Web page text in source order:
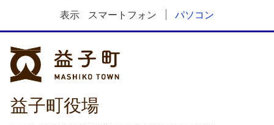
表示 スマートフォン パソコン
益子町役場